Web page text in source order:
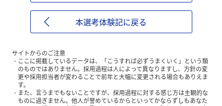
本選考体験記に戻る
サイトからのご注意
ここに掲載しているデータは、「こうすれば必ずうまくいく」という類
のものではありません。採用過程は人によって異なりますし、方針の変
更や採用担当者が変わることで前年と大幅に変更される場合もありえま
す。
また、言うまでもないことですが、採用過程に対する感じ方は主観的な
ものに過ぎません。他人が誉めているからといってかならずしもあなた